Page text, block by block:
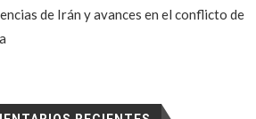
de Irán y avances en el conflicto de